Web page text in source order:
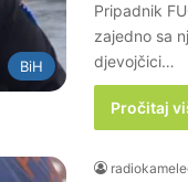
BiH
Pripadnik
zajedno sa
djevojčici…
Pročitaj